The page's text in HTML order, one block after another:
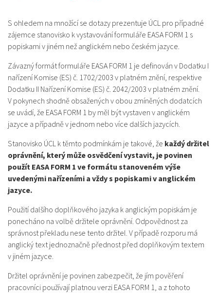
S ohledem na množící se dotazy prezentuje ÚCL pro případné
zájemce stanovisko k vystavování formuláře EASA FORM 1 s
popiskami v jiném než anglickém nebo českém jazyce.
Závazný formát formuláře EASA FORM 1 je definován v Dodatku I
nařízení Komise (ES) č. 1702/2003 v platném znění, respektive
Dodatku II Nařízení Komise (ES) č. 2042/2003 v platném znění.
V pokynech shodně obsažených v obou zmíněných dodatcích
se uvádí, že EASA FORM 1 by měl být vystaven v anglickém
jazyce a případně v jednom nebo více dalších jazycích.
Stanovisko ÚCL k těmto podmínkám je takové, že každý držitel
oprávnění, který může osvědčení vystavit, je povinen
použít EASA FORM 1 ve formátu stanoveném výše
uvedenými nařízeními a vždy s popiskami v anglickém
jazyce.
Použití dalšího doplňkového jazyka k anglickým popiskám je
ponecháno na volbě držitele oprávnění. Odpovědnost za
správnost překladu nese tento držitel. V případě rozporu má
anglický text jednoznačně přednost před doplňkovým textem
v jiném jazyce.
Držitel oprávnění je povinen zabezpečit, že jím pověření
pracovníci používají platnou verzi EASA FORM 1, a z tohoto